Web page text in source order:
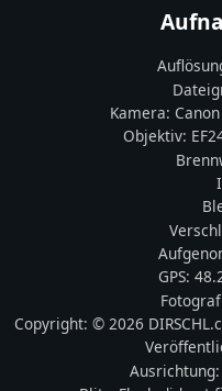
Kamera: Canon
Objektiv:
GPS:
Copyright: © 2026
Ausrichtung: